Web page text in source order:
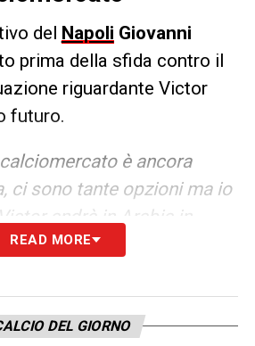
del Napoli Giovanni
prima della sfida contro il
riguardante Victor
futuro.
è ancora
ci sono tante opzioni ma io
andrà in Arabia in
di calciomercato. La
Victor ha espresso
di non stare a Napoli, di
READ MORE
DEL GIORNO